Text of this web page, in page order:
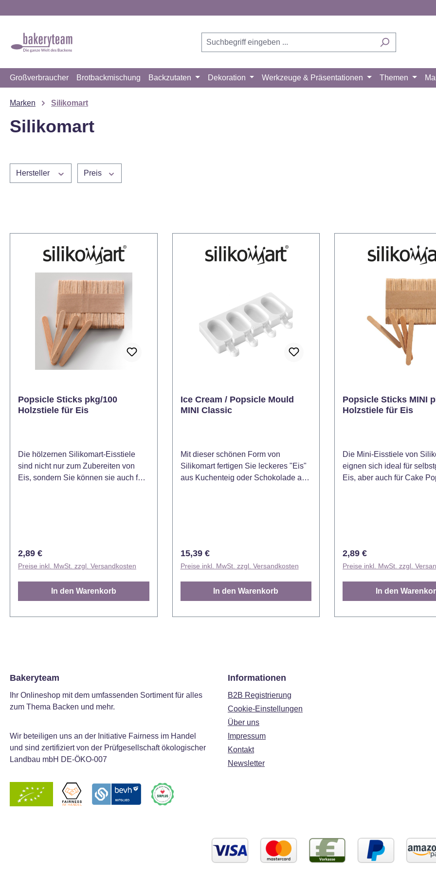
Großverbraucher Brotbackmischung Backzutaten Dekoration Werkzeuge & Präsentationen Themen
Marken Silikomart
Silikomart
Hersteller Preis
Popsicle Sticks pkg/100
Holzstiele für Eis
Die hölzernen Silikomart-Eisstiele
sind nicht nur zum Zubereiten von
Eis, sondern Sie können sie auch für
Regulärer Preis:
2,89 €
Preise inkl. MwSt. zzgl. Versandkosten
In den Warenkorb
Ice Cream / Popsicle Mould
MINI Classic
Mit dieser schönen Form von
Silikomart fertigen Sie leckeres "Eis"
aus Kuchenteig oder Schokolade an.
Backofen, den Kühlschrank, den
Schockfroster und die Spülmaschine
geeignet. Diese Silikonform ist für
Temperaturen von -60°C bis 230°C
Füllmenge: 145 ml. Inhalt: Form, 50
Regulärer Preis:
15,39 €
Preise inkl. MwSt. zzgl. Versandkosten
In den Warenkorb
Popsicle Sticks MINI
Holzstiele für Eis
Die Mini-Eisstiele von
eignen sich ideal für
Eis, aber auch für Cake
Regulärer Preis:
2,89 €
Preise inkl. MwSt. zzgl.
In den
Bakeryteam
Ihr Onlineshop mit dem umfassenden Sortiment für alles
zum Thema Backen und mehr.
Wir beteiligen uns an der Initiative Fairness im Handel
und sind zertifiziert von der Prüfgesellschaft ökologischer
Landbau mbH DE-ÖKO-007
Informationen
B2B Registrierung
Cookie-Einstellungen
Über uns
Impressum
Kontakt
Newsletter